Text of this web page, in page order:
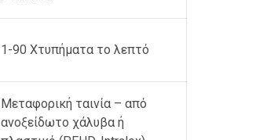
1-90 Χτυπήματα το λεπτό
Μεταφορική ταινία – από
ανοξείδωτο χάλυβα ή